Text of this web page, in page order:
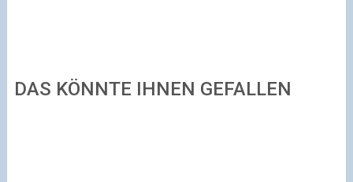
DAS KÖNNTE IHNEN GEFALLEN